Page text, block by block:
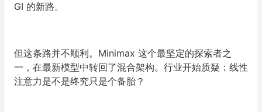
GI 的新路。
但这条路并不顺利。Minimax 这个最坚定的探索者之
一，在最新模型中转回了混合架构。行业开始质疑：线性
注意力是不是终究只是个备胎？